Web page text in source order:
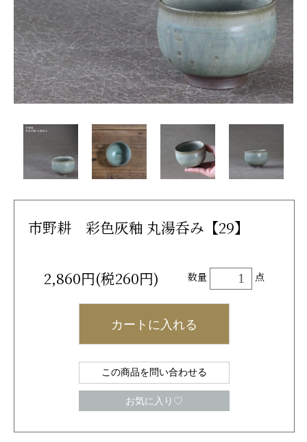
市野耕 彩色灰釉 丸湯呑み【29】
2,860円(税260円) 数量 点
カートに入れる
この商品を問い合わせる
お気に入り♡